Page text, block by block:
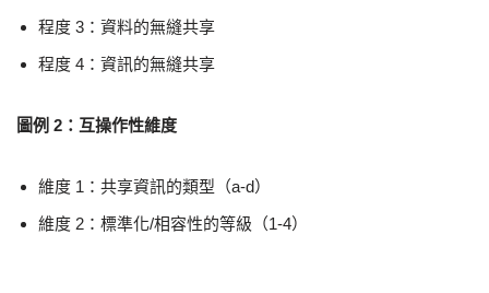
程度 3：資料的無縫共享
程度 4：資訊的無縫共享
圖例 2：互操作性維度
維度 1：共享資訊的類型（a-d）
維度 2：標準化/相容性的等級（1-4）